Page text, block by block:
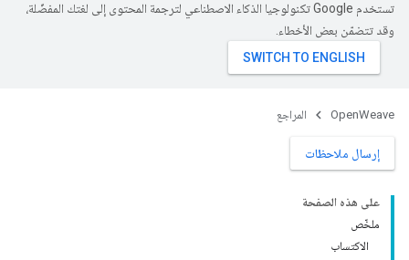
تستخدم Google تكنولوجيا الذكاء الاصطناعي لترجمة المحتوى إلى لغتك المفضّلة،
وقد تتضمّن بعض الأخطاء.
OpenWeave المراجع
إرسال ملاحظات
على هذه الصفحة
ملخّص
الاكتساب